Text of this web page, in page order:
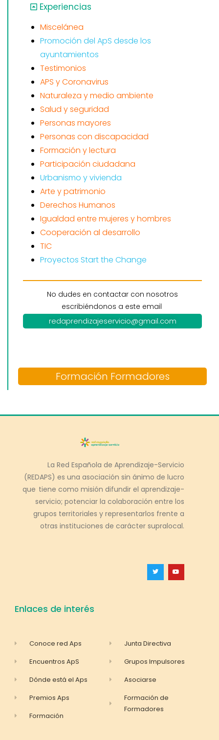
Experiencias
Miscelánea
Promoción del ApS desde los
ayuntamientos
Testimonios
APS y Coronavirus
Naturaleza y medio ambiente
Salud y seguridad
Personas mayores
Personas con discapacidad
Formación y lectura
Participación ciudadana
Urbanismo y vivienda
Arte y patrimonio
Derechos Humanos
Igualdad entre mujeres y hombres
Cooperación al desarrollo
TIC
Proyectos Start the Change
No dudes en contactar con nosotros
escribiéndonos a este email
redaprendizajeservicio@gmail.com
Formación Formadores
La Red Española de Aprendizaje-Servicio
(REDAPS) es una asociación sin ánimo de lucro
que tiene como misión difundir el aprendizaje-
servicio; potenciar la colaboración entre los
grupos territoriales y representarlos frente a
otras instituciones de carácter supralocal.
Enlaces de interés
Conoce red Aps
Encuentros ApS
Dónde está el Aps
Premios Aps
Formación
Junta Directiva
Grupos Impulsores
Asociarse
Formación de
Formadores